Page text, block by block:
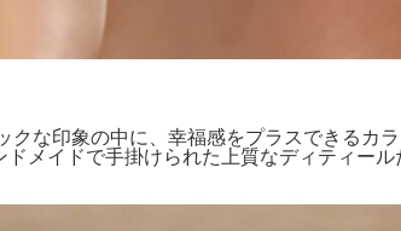
な印象の中に、幸福感をプラスできるカラ
メイドで手掛けられた上質なディティー